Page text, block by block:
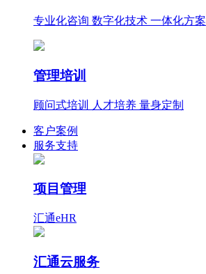
专业化咨询 数字化技术 一体化方案
管理培训
顾问式培训 人才培养 量身定制
客户案例
服务支持
项目管理
汇通eHR
汇通云服务